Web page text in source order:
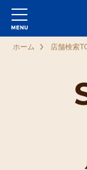
ホーム 店舗検索